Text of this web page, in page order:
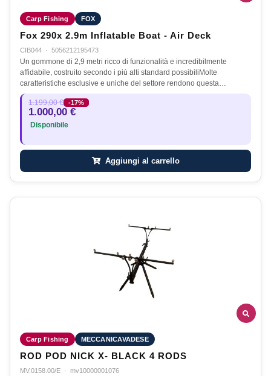
Carp Fishing FOX
Fox 290x 2.9m Inflatable Boat - Air Deck
CIB044 · 5056212195473
Un gommone di 2,9 metri ricco di funzionalità e incredibilmente
affidabile, costruito secondo i più alti standard possibiliMolte
caratteristiche esclusive e uniche del settore rendono questa…
1.199,00 € -17%
1.000,00 €
Disponibile
Aggiungi al carrello
Carp Fishing MECCANICAVADESE
ROD POD NICK X- BLACK 4 RODS
MV.0158.00/E · mv10000001076